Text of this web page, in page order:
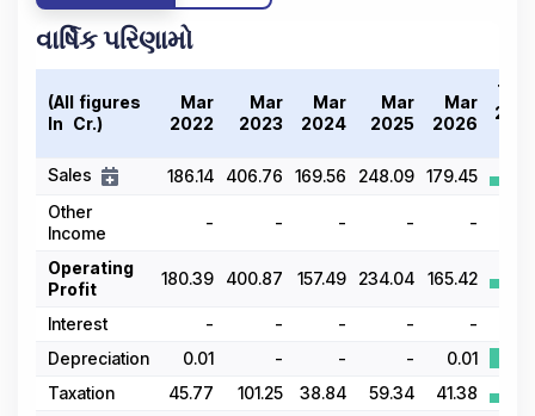
વાર્ષિક પરિણામો
(All figures
In ₹ Cr.)
Mar
2022
Mar
2023
Mar
2024
Mar
2025
Mar
2026
Sales
186.14 406.76 169.56 248.09 179.45
Other
Income
- - - - -
Operating
Profit
180.39 400.87 157.49 234.04 165.42
Interest - - - -
-
Depreciation
0.01 - - -
0.01
Taxation
45.77 101.25 38.84 59.34
41.38